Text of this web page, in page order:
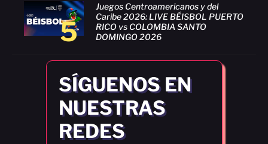
5
Juegos Centroamericanos y del
Caribe 2026: LIVE BÉISBOL PUERTO
RICO vs COLOMBIA SANTO
DOMINGO 2026
SÍGUENOS EN
NUESTRAS
REDES